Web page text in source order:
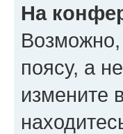
На
Возможно,
поясу, а
измените